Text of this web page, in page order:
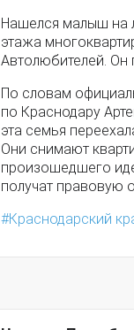
Нашелся малыш на
этажа
Автолюбителей. Он
По словам
по Краснодару
эта семья
Они снимают
произошедшего
получат правовую
Краснодарский